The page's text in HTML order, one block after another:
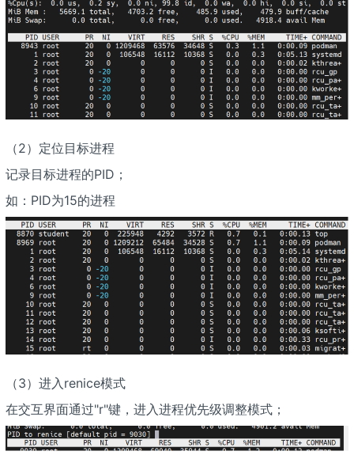
（2）定位目标进程
记录目标进程的PID；
如：PID为15的进程
（3）进入renice模式
在交互界面通过"r"键，进入进程优先级调整模式；